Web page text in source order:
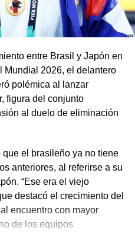
entre Brasil y Japón en
Mundial 2026, el delantero
polémica al lanzar
figura del conjunto
al duelo de eliminación
el brasileño ya no tiene
anteriores, al referirse a su
“Ese era el viejo
destacó el crecimiento del
encuentro con mayor
de los equipos